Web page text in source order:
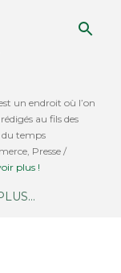
un endroit où l’on
au fils des
du temps
Presse /
plus !